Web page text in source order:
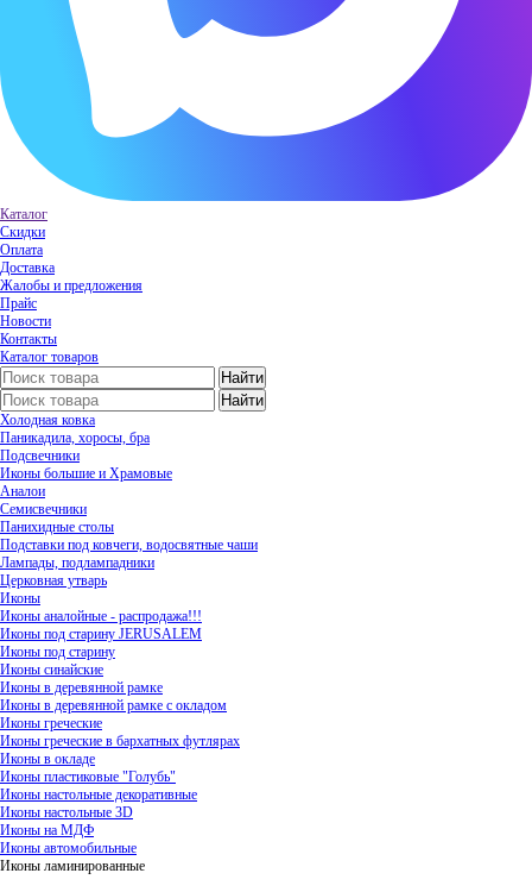
Каталог
Скидки
Оплата
Доставка
Жалобы и предложения
Прайс
Новости
Контакты
Каталог товаров
Холодная ковка
Паникадила, хоросы, бра
Подсвечники
Иконы большие и Храмовые
Аналои
Семисвечники
Панихидные столы
Подставки под ковчеги, водосвятные чаши
Лампады, подлампадники
Церковная утварь
Иконы
Иконы аналойные - распродажа!!!
Иконы под старину JERUSALEM
Иконы под старину
Иконы синайские
Иконы в деревянной рамке
Иконы в деревянной рамке с окладом
Иконы греческие
Иконы греческие в бархатных футлярах
Иконы в окладе
Иконы пластиковые "Голубь"
Иконы настольные декоративные
Иконы настольные 3D
Иконы на МДФ
Иконы автомобильные
Иконы ламинированные